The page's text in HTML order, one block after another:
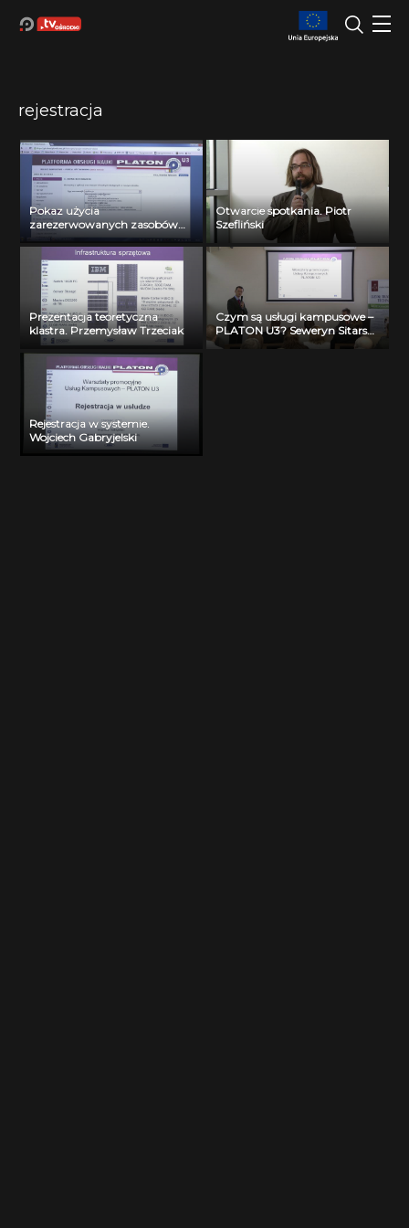
rejestracja
Pokaz użycia
zarezerwowanych zasobów
wirtualnych. Krystian
Witaszek
Otwarcie spotkania. Piotr
Szefliński
Prezentacja teoretyczna
klastra. Przemysław Trzeciak
Czym są usługi kampusowe –
PLATON U3? Seweryn Sitarski,
Wojciech Gabryjelski
Rejestracja w systemie.
Wojciech Gabryjelski